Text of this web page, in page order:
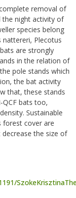
removal of
the night activity of
species belong
Plecotus
are strongly
in the relation of
pole stands which
the bat activity
that, these stands
bats too,
Sustainable
forest cover are
the size of